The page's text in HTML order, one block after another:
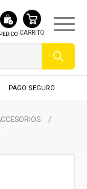
PEDIDO
PAGO SEGURO
/